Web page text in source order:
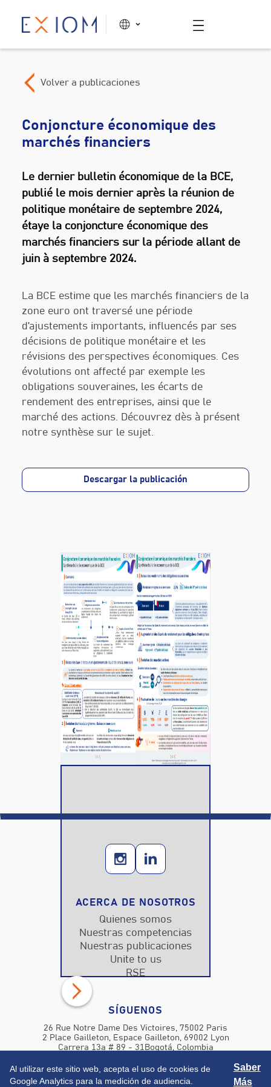
Volver a publicaciones
Conjoncture économique des
marchés financiers
Le dernier bulletin économique de la BCE,
publié le mois dernier après la réunion de
politique monétaire de septembre 2024,
étaye la conjoncture économique des
marchés financiers sur la période allant de
juin à septembre 2024.
La BCE estime que les marchés financiers de la
zone euro ont traversé une période
d’ajustements importants, influencés par ses
décisions de politique monétaire et les
révisions des perspectives économiques. Ces
évolutions ont affecté par exemple les
obligations souveraines, les écarts de
rendement des entreprises, ainsi que le
marché des actions. Découvrez dès à présent
notre synthèse sur le sujet.
Descargar la publicación
ACERCA DE NOSOTROS
Quienes somos
Nuestras competencias
Nuestras publicaciones
Unite to us
RSE
SÍGUENOS
26 Rue Notre Dame Des Victoires, 75002 Paris
2 Place Gailleton, Espace Gailleton, 69002 Lyon
Carrera 13a # 89 - 31Bogotá, Colombia
Al utilizar este sitio web, acepta el uso de cookies de
Google Analytics para la medición de audiencia.
Saber
Más